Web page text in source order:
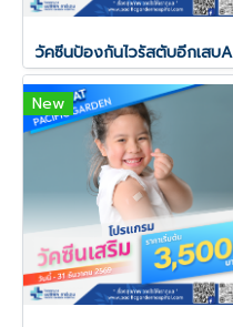
วัคซีนป้องกันไวรัสตับอีกเสบA
New